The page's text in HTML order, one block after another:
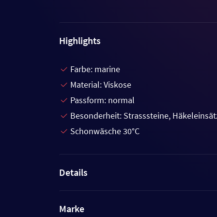
Highlights
Farbe: marine
Material: Viskose
Passform: normal
Besonderheit: Strasssteine,
Schonwäsche 30°C
Details
Marke